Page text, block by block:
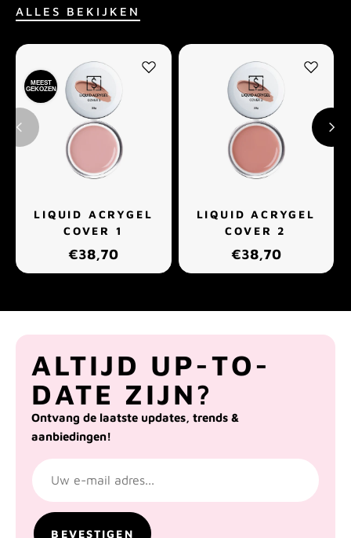
ALLES BEKIJKEN
MEEST
GEKOZEN
LIQUID ACRYGEL
COVER 1
€38,70
LIQUID ACRYGEL
COVER 2
€38,70
ALTIJD UP-TO-
DATE ZIJN?
Ontvang de laatste updates, trends &
aanbiedingen!